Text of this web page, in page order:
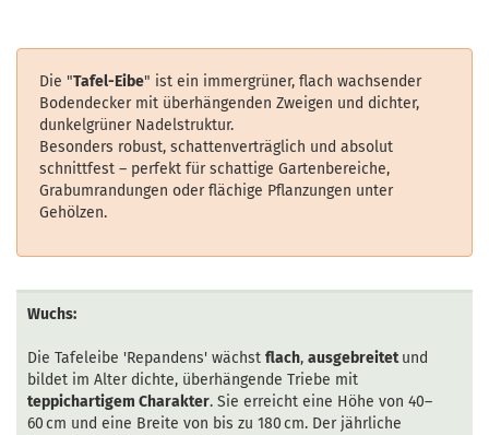
Die "Tafel-Eibe" ist ein immergrüner, flach wachsender
Bodendecker mit überhängenden Zweigen und dichter,
dunkelgrüner Nadelstruktur.
Besonders robust, schattenverträglich und absolut
schnittfest – perfekt für schattige Gartenbereiche,
Grabumrandungen oder flächige Pflanzungen unter
Gehölzen.
Wuchs:
Die Tafeleibe 'Repandens' wächst flach, ausgebreitetund
bildet im Alter dichte, überhängende Triebe mit
teppichartigem Charakter. Sie erreicht eine Höhe von 40–
60 cm und eine Breite von bis zu 180 cm. Der jährliche